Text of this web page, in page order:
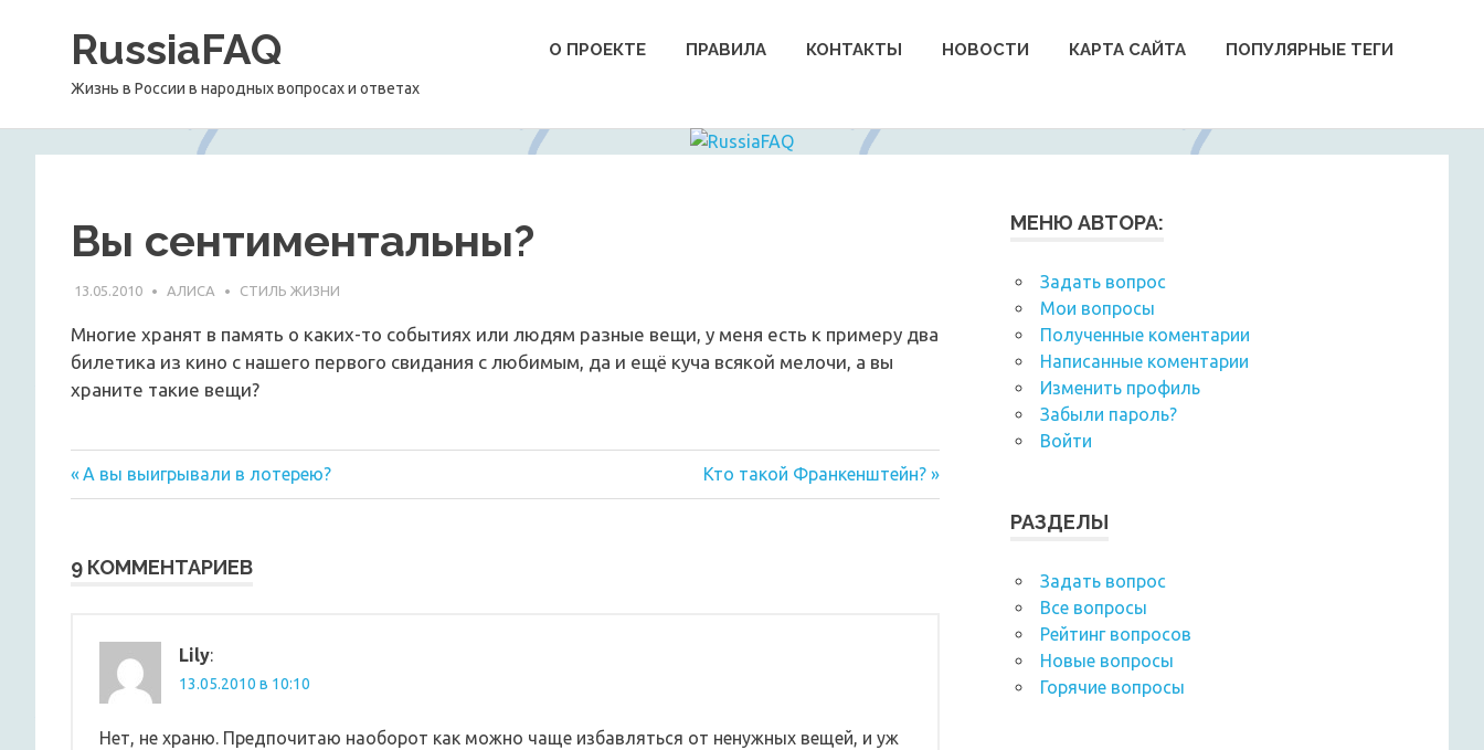
содержимомуRussiaFAQ
Жизнь в России в народных вопросах и ответах
О ПРОЕКТЕ ПРАВИЛА КОНТАКТЫ НОВОСТИ КАРТА САЙТА ПОПУЛЯРНЫЕ ТЕГИ
Вы сентиментальны?
13.05.2010 АЛИСА СТИЛЬ ЖИЗНИ
Многие хранят в память о каких-то событиях или людям разные вещи, у меня есть к примеру два
билетика из кино с нашего первого свидания с любимым, да и ещё куча всякой мелочи, а вы
храните такие вещи?
Навигация
записям
Предыдущая
запись:
А вы выигрывали в лотерею?
Следующая
запись:
Кто такой Франкенштейн?
9 КОММЕНТАРИЕВ
Lily:
13.05.2010 в 10:10
Нет, не храню. Предпочитаю наоборот как можно чаще избавляться от ненужных вещей, и уж
МЕНЮ АВТОРА:
Задать вопрос
Мои вопросы
Полученные коментарии
Написанные коментарии
Изменить профиль
Забыли пароль?
Войти
РАЗДЕЛЫ
Задать вопрос
Все вопросы
Рейтинг вопросов
Новые вопросы
Горячие вопросы